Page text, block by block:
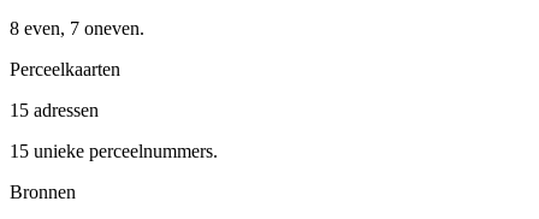
8 even, 7 oneven.
Perceelkaarten
15 adressen
15 unieke perceelnummers.
Bronnen